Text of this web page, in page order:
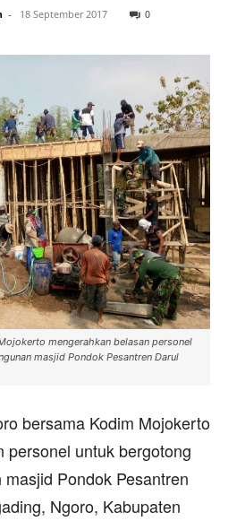
- 18 September 2017 0
mengerahkan belasan personel
masjid Pondok Pesantren Darul
bersama Kodim Mojokerto
personel untuk bergotong
Pondok Pesantren
Ngoro, Kabupaten